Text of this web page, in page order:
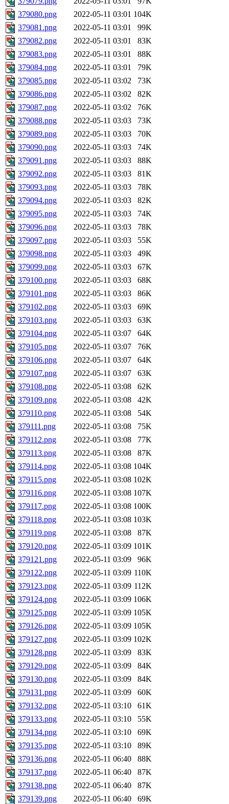
379080.png
2022-05-11 03:01 104K
379081.png
2022-05-11 03:01
99K
379082.png
2022-05-11 03:01
83K
379083.png
2022-05-11 03:01
88K
379084.png
2022-05-11 03:01
79K
379085.png
2022-05-11 03:02
73K
379086.png
2022-05-11 03:02
82K
379087.png
2022-05-11 03:02
76K
379088.png
2022-05-11 03:03
73K
379089.png
2022-05-11 03:03
70K
379090.png
2022-05-11 03:03
74K
379091.png
2022-05-11 03:03
88K
379092.png
2022-05-11 03:03
81K
379093.png
2022-05-11 03:03
78K
379094.png
2022-05-11 03:03
82K
379095.png
2022-05-11 03:03
74K
379096.png
2022-05-11 03:03
78K
379097.png
2022-05-11 03:03
55K
379098.png
2022-05-11 03:03
49K
379099.png
2022-05-11 03:03
67K
379100.png
2022-05-11 03:03
68K
379101.png
2022-05-11 03:03
86K
379102.png
2022-05-11 03:03
69K
379103.png
2022-05-11 03:03
63K
379104.png
2022-05-11 03:07
64K
379105.png
2022-05-11 03:07
76K
379106.png
2022-05-11 03:07
64K
379107.png
2022-05-11 03:07
63K
379108.png
2022-05-11 03:08
62K
379109.png
2022-05-11 03:08
42K
379110.png
2022-05-11 03:08
54K
379111.png
2022-05-11 03:08
75K
379112.png
2022-05-11 03:08
77K
379113.png
2022-05-11 03:08
87K
379114.png
2022-05-11 03:08 104K
379115.png
2022-05-11 03:08 102K
379116.png
2022-05-11 03:08 107K
379117.png
2022-05-11 03:08 100K
379118.png
2022-05-11 03:08 103K
379119.png
2022-05-11 03:08
87K
379120.png
2022-05-11 03:09 101K
379121.png
2022-05-11 03:09
96K
379122.png
2022-05-11 03:09 110K
379123.png
2022-05-11 03:09 112K
379124.png
2022-05-11 03:09 106K
379125.png
2022-05-11 03:09 105K
379126.png
2022-05-11 03:09 105K
379127.png
2022-05-11 03:09 102K
379128.png
2022-05-11 03:09
83K
379129.png
2022-05-11 03:09
84K
379130.png
2022-05-11 03:09
84K
379131.png
2022-05-11 03:09
60K
379132.png
2022-05-11 03:10
61K
379133.png
2022-05-11 03:10
55K
379134.png
2022-05-11 03:10
69K
379135.png
2022-05-11 03:10
89K
379136.png
2022-05-11 06:40
88K
379137.png
2022-05-11 06:40
87K
379138.png
2022-05-11 06:40
87K
379139.png
2022-05-11 06:40
69K